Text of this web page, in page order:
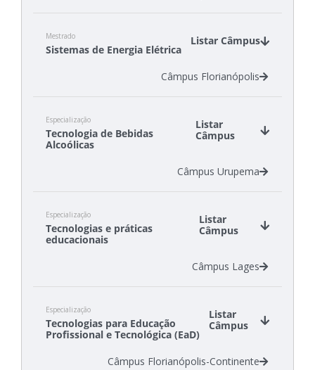
Mestrado
Sistemas de Energia Elétrica
Listar Câmpus
Câmpus Florianópolis
Especialização
Tecnologia de Bebidas
Alcoólicas
Listar
Câmpus
Câmpus Urupema
Especialização
Tecnologias e práticas
educacionais
Listar
Câmpus
Câmpus Lages
Especialização
Tecnologias para Educação
Profissional e Tecnológica (EaD)
Listar
Câmpus
Câmpus Florianópolis-Continente